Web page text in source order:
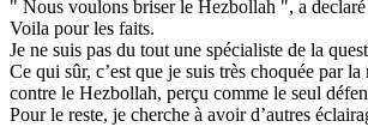
" Nous voulons briser le Hezbollah ", a
Voila pour les faits.
Je ne suis pas du tout une spécialiste de la
Ce qui sûr, c’est que je suis très choquée par
contre le Hezbollah, perçu comme le seul
Pour le reste, je cherche à avoir d’autres